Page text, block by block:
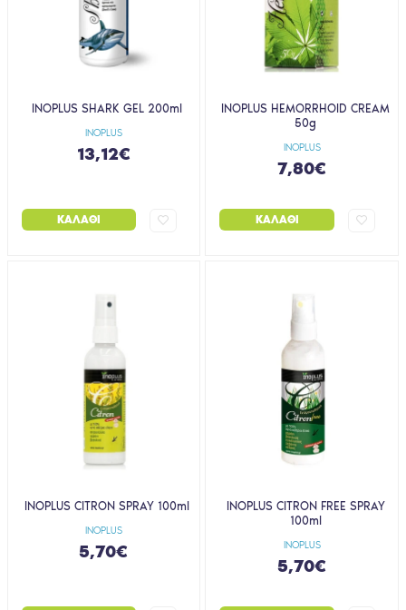
INOPLUS
INOPLUS SHARK GEL 200ml
13,12€
ΚΑΛΆΘΙ
INOPLUS
INOPLUS HEMORRHOID CREAM
50g
7,80€
ΚΑΛΆΘΙ
INOPLUS
INOPLUS CITRON SPRAY 100ml
5,70€ INOPLUS
INOPLUS CITRON FREE SPRAY
100ml
5,70€